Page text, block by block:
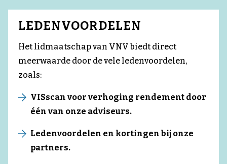
LEDENVOORDELEN
Het lidmaatschap van VNV biedt direct
meerwaarde door de vele ledenvoordelen,
zoals:
VISscan voor verhoging rendement door
één van onze adviseurs.
Ledenvoordelen en kortingen bij onze
partners.